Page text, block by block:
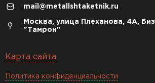
mail@metallshtaketnik.ru
Москва, улица Плеханова, 4А,
"Тамрон"
Карта сайта
Политика конфиденциальности